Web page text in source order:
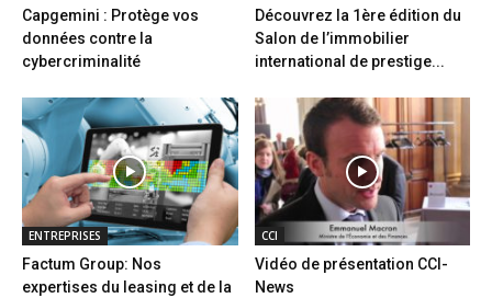
Capgemini : Protège vos
données contre la
cybercriminalité
Découvrez la 1ère édition du
Salon de l’immobilier
international de prestige...
ENTREPRISES
Factum Group: Nos
expertises du leasing et de la
CCI
Vidéo de présentation CCI-
News